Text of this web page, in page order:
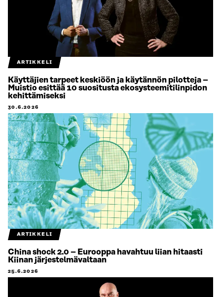
ARTIKKELI
Käyttäjien tarpeet keskiöön ja käytännön pilotteja –
Muistio esittää 10 suositusta ekosysteemitilinpidon
kehittämiseksi
30.6.2026
ARTIKKELI
China shock 2.0 – Eurooppa havahtuu liian hitaasti
Kiinan järjestelmävaltaan
25.6.2026